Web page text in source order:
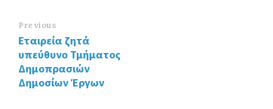
k
Previous
Εταιρεία ζητά
υπεύθυνο Τμήματος
Δημοπρασιών
Δημοσίων Έργων